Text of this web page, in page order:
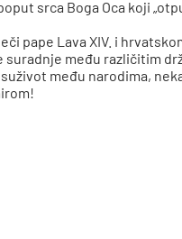
srca Boga Oca koji
pape Lava XIV. i
među različitim
među narodima,